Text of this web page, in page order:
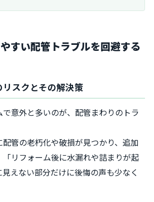
すい配管トラブルを回避する
スクとその解決策
で意外と多いのが、配管まわりのトラ
管の老朽化や破損が見つかり、追加
リフォーム後に水漏れや詰まりが起
えない部分だけに後悔の声も少なく